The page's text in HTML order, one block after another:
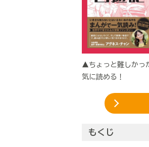
▲ちょっと難しかっ
気に読める！
もくじ